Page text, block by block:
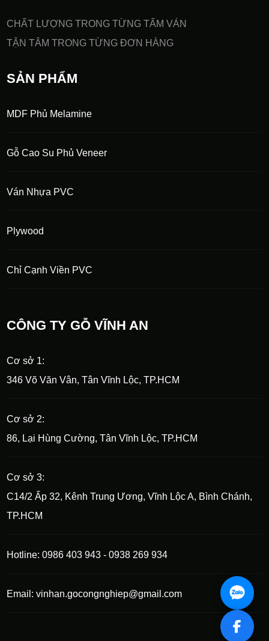
CHẤT LƯỢNG TRONG TỪNG TẤM VÁN
TẬN TÂM TRONG TỪNG ĐƠN HÀNG
SẢN PHẨM
MDF Phủ Melamine
Gỗ Cao Su Phủ Veneer
Ván Nhựa PVC
Plywood
Chỉ Cạnh Viền PVC
CÔNG TY GỖ VĨNH AN
Cơ sở 1:
346 Võ Văn Vân, Tân Vĩnh Lộc, TP.HCM
Cơ sở 2:
86, Lại Hùng Cường, Tân Vĩnh Lộc, TP.HCM
Cơ sở 3:
C14/2 Ấp 32, Kênh Trung Ương, Vĩnh Lộc A, Bình Chánh,
TP.HCM
Hotline: 0986 403 943 - 0938 269 934
Email: vinhan.gocongnghiep@gmail.com